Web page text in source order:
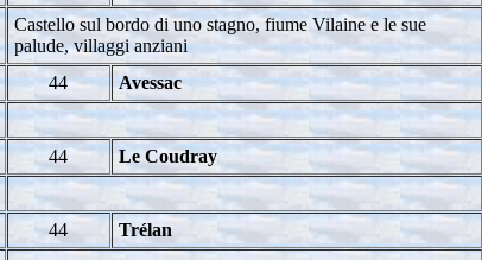
Castello sul bordo di uno stagno, fiume Vilaine e le sue
palude, villaggi anziani
44 Avessac
44 Le Coudray
44 Trélan